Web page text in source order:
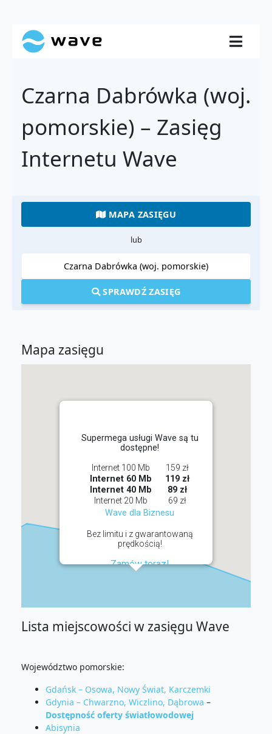
Czarna Dabrówka (woj.
pomorskie) – Zasięg
Internetu Wave
MAPA ZASIĘGU
lub
SPRAWDŹ ZASIĘG
Mapa zasięgu
Supermega usługi Wave są tu
dostępne!
Internet 100 Mb
159 zł
Internet 60 Mb
119 zł
Internet 40 Mb
89 zł
Internet 20 Mb
69 zł
Wave dla Biznesu
Bez limitu i z gwarantowaną
prędkością!
Zamów teraz!
Lista miejscowości w zasięgu Wave
Województwo pomorskie:
Gdańsk – Osowa, Nowy Świat, Karczemki
Gdynia – Chwarzno, Wiczlino, Dąbrowa –
Dostępność oferty światłowodowej
Abisynia